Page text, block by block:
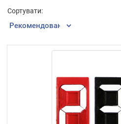
Сортувати: